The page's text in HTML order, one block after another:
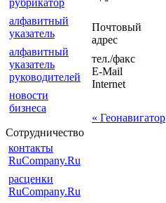
рубрикатор
алфавитный
указатель
алфавитный
указатель
руководителей
новости
бизнеса
Сотрудничество
контакты
RuCompany.Ru
расценки
RuCompany.Ru
Почтовый
адрес
тел./факс
E-Mail
Internet
« Геонавигатор